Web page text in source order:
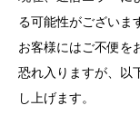
る可能性がございま
お客様にはご不便を
恐れ入りますが、以
し上げます。